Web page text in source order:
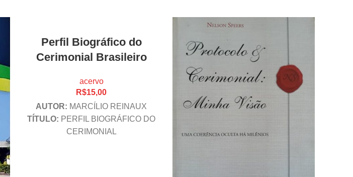
Perfil Biográfico do
Cerimonial Brasileiro
acervo
R$15,00
AUTOR: MARCÍLIO REINAUX
TÍTULO: PERFIL BIOGRÁFICO DO
CERIMONIAL